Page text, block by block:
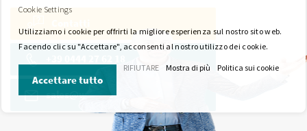
sales@wkk-europe.it
Cookie Settings
Utilizziamo i cookie per offrirti la migliore esperienza sul nostro sito web.
Facendo clic su "Accettare", acconsenti al nostro utilizzo dei cookie.
Accettare tutto
RIFIUTARE Mostra di più Politica sui cookie